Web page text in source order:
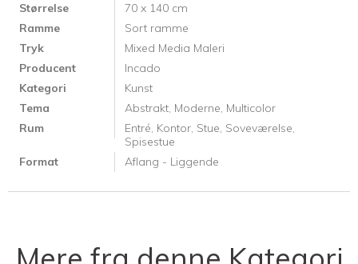
Størrelse
70 x 140 cm
Ramme
Sort ramme
Tryk
Mixed Media Maleri
Producent
Incado
Kategori
Kunst
Tema
Abstrakt, Moderne, Multicolor
Rum
Entré, Kontor, Stue, Soveværelse,
Spisestue
Format
Aflang - Liggende